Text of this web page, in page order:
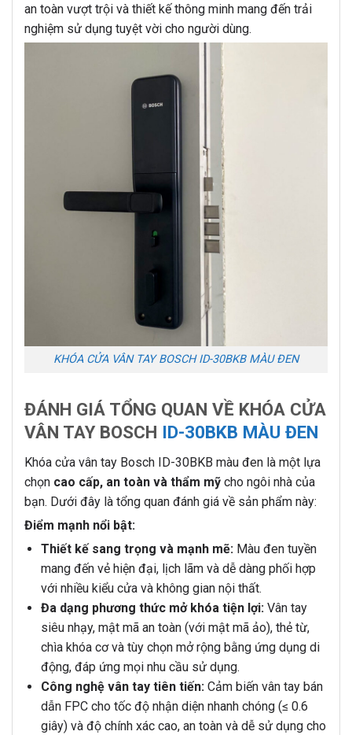
an toàn vượt trội và thiết kế thông minh mang đến trải
nghiệm sử dụng tuyệt vời cho người dùng.
KHÓA CỬA VÂN TAY BOSCH ID-30BKB MÀU ĐEN
ĐÁNH GIÁ TỔNG QUAN VỀ KHÓA CỬA
VÂN TAY BOSCH ID-30BKB MÀU ĐEN
Khóa cửa vân tay Bosch ID-30BKB màu đen là một lựa
chọn cao cấp, an toàn và thẩm mỹ cho ngôi nhà của
bạn. Dưới đây là tổng quan đánh giá về sản phẩm này:
Điểm mạnh nổi bật:
Thiết kế sang trọng và mạnh mẽ:Màu đen tuyền
mang đến vẻ hiện đại, lịch lãm và dễ dàng phối hợp
với nhiều kiểu cửa và không gian nội thất.
Đa dạng phương thức mở khóa tiện lợi:Vân tay
siêu nhạy, mật mã an toàn (với mật mã ảo), thẻ từ,
chìa khóa cơ và tùy chọn mở rộng bằng ứng dụng di
động, đáp ứng mọi nhu cầu sử dụng.
Công nghệ vân tay tiên tiến:Cảm biến vân tay bán
dẫn FPC cho tốc độ nhận diện nhanh chóng (≤ 0.6
giây) và độ chính xác cao, an toàn và dễ sử dụng cho